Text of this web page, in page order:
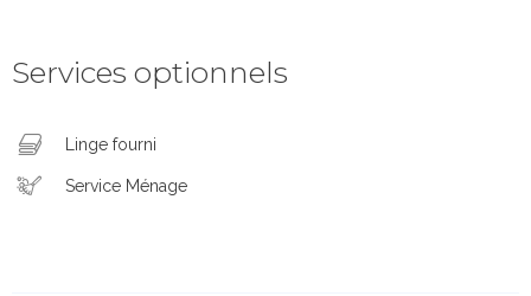
Services optionnels
Linge fourni
Service Ménage